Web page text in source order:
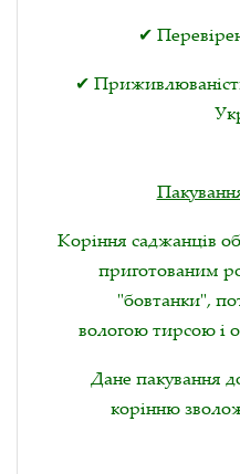
✔
✔
Коріння саджанців
приготованим
"бовтанки",
вологою тирсою і
Дане пакування
корінню